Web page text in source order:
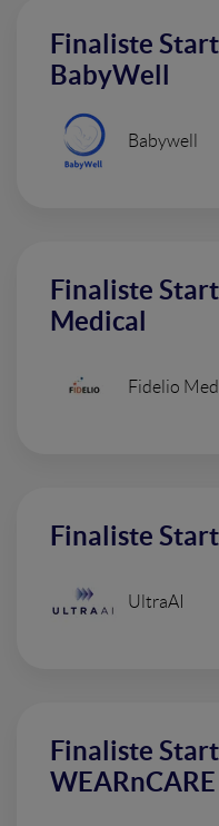
Finaliste
BabyWell
Babywell
Finaliste
Medical
Fidelio
Finaliste
UltraAI
Finaliste
WEARnCARE